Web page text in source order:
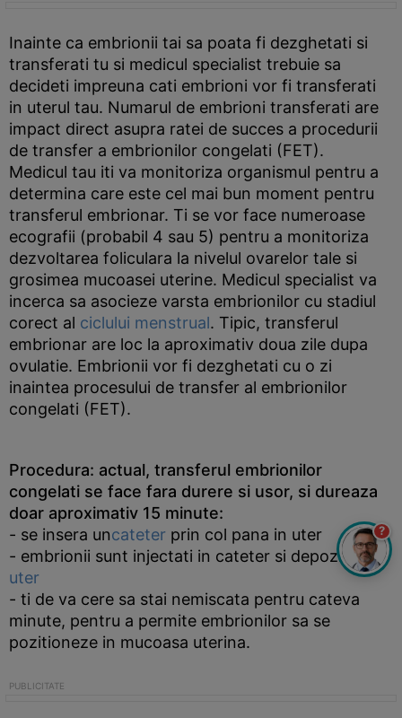
Inainte ca embrionii tai sa poata fi dezghetati si
transferati tu si medicul specialist trebuie sa
decideti impreuna cati embrioni vor fi transferati
in uterul tau. Numarul de embrioni transferati are
impact direct asupra ratei de succes a procedurii
de transfer a embrionilor congelati (FET).
Medicul tau iti va monitoriza organismul pentru a
determina care este cel mai bun moment pentru
transferul embrionar. Ti se vor face numeroase
ecografii (probabil 4 sau 5) pentru a monitoriza
dezvoltarea foliculara la nivelul ovarelor tale si
grosimea mucoasei uterine. Medicul specialist va
incerca sa asocieze varsta embrionilor cu stadiul
corect al ciclului menstrual. Tipic, transferul
embrionar are loc la aproximativ doua zile dupa
ovulatie. Embrionii vor fi dezghetati cu o zi
inaintea procesului de transfer al embrionilor
congelati (FET).
Procedura: actual, transferul embrionilor
congelati se face fara durere si usor, si dureaza
doar aproximativ 15 minute:
- se insera uncateter prin col pana in uter
- embrionii sunt injectati in cateter si depozitati in
uter
- ti de va cere sa stai nemiscata pentru cateva
minute, pentru a permite embrionilor sa se
pozitioneze in mucoasa uterina.
?